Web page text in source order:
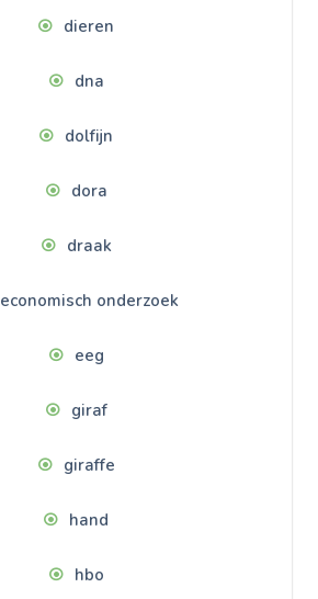
dieren
dna
dolfijn
dora
draak
economisch onderzoek
eeg
giraf
giraffe
hand
hbo